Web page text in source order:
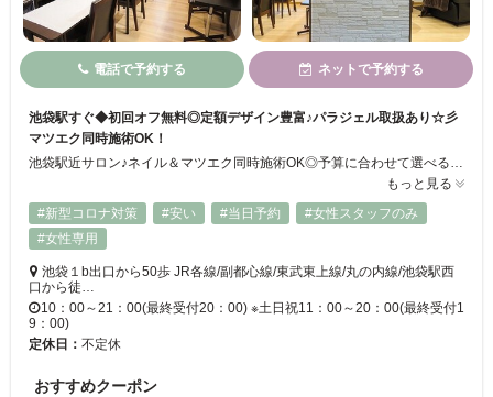
電話で予約する ネットで予約する
池袋駅すぐ◆初回オフ無料◎定額デザイン豊富♪パラジェル取扱あり☆彡
マツエク同時施術OK！
池袋駅近サロン♪ネイル＆マツエク同時施術OK◎予算に合わせて選べる定額アートサンプル多数ご用意！！オフィス系、シンプル系からトレンドを取り入れたオシャレなデザインまで幅広くご対応☆彡リーズナブルな価格とお得なクーポンで毎月のネイルチェンジでもお財布に優しい！持ち込み・3Dアートも可能◎カウンセリング重視で初めての方でも安心です◎
もっと見る
#新型コロナ対策
#安い #当日予約
#女性スタッフのみ
#女性専用
池袋１b出口から50歩 JR各線/副都心線/東武東上線/丸の内線/池袋駅西
口から徒…
10：00～21：00(最終受付20：00) ※土日祝11：00～20：00(最終受付1
9：00)
定休日： 不定休
おすすめクーポン